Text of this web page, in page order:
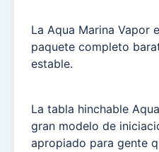
La Aqua Marina Vapor
paquete completo
estable.
La tabla hinchable
gran modelo de
apropiado para gente